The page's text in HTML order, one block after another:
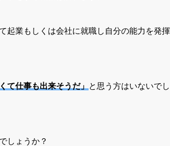
起業もしくは会社に就職し自分の能力を発揮
て仕事も出来そうだ」 と思う方はいないでし
しょうか？